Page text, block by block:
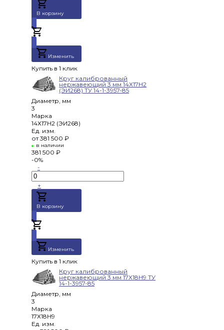
В корзину
Изменить
Купить в 1 клик
Круг калиброванный
нержавеющий 3 мм 14Х17Н2
(ЭИ268) ТУ 14-1-3957-85
Диаметр, мм
3
Марка
14Х17Н2 (ЭИ268)
Ед. изм.
от 381 500 ₽
в наличии
381 500 ₽
-0%
-
+
В корзину
Изменить
Купить в 1 клик
Круг калиброванный
нержавеющий 3 мм 17Х18Н9 ТУ
14-1-3957-85
Диаметр, мм
3
Марка
17Х18Н9
Ед. изм.